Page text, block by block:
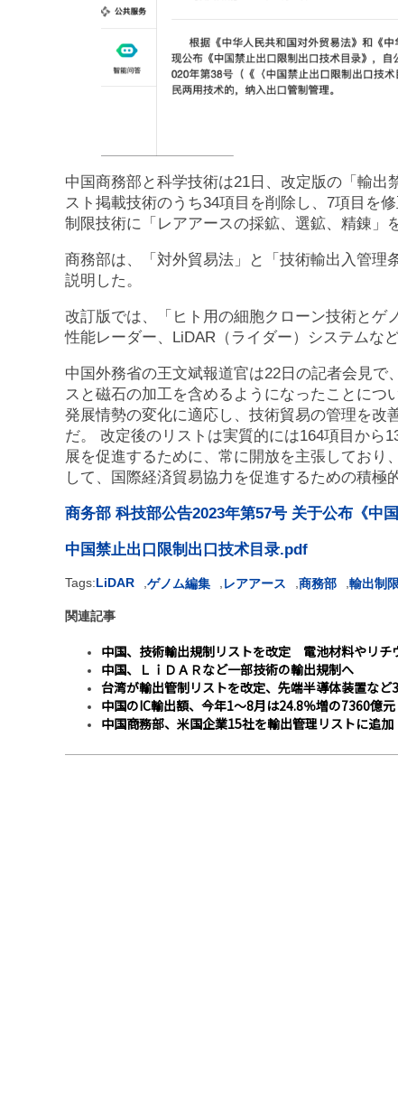
中国商務部と科学技術は21日、改定版の「輸出
スト掲載技術のうち34項目を削除し、7項目を
制限技術に「レアアースの採鉱、選鉱、精錬」
商務部は、「対外貿易法」と「技術輸出入管理
説明した。
改訂版では、「ヒト用の細胞クローン技術とゲ
性能レーダー、LiDAR（ライダー）システムな
中国外務省の王文斌報道官は22日の記者会見
スと磁石の加工を含めるようになったことに
発展情勢の変化に適応し、技術貿易の管理を改
だ。 改定後のリストは実質的には164項目から
展を促進するために、常に開放を主張しており
して、国際経済貿易協力を促進するための積極
商务部 科技部公告2023年第57号 关于公布《中
中国禁止出口限制出口技术目录.pdf
Tags:LiDAR ゲノム編集 レアアース 商務部 輸出制限
関連記事
中国、技術輸出規制リストを改定 電池材料やリチ
中国、ＬｉＤＡＲなど一部技術の輸出規制へ
台湾が輸出管制リストを改定、先端半導体装置など
中国のIC輸出額、今年1〜8月は24.8％増の7360億元
中国商務部、米国企業15社を輸出管理リストに追加